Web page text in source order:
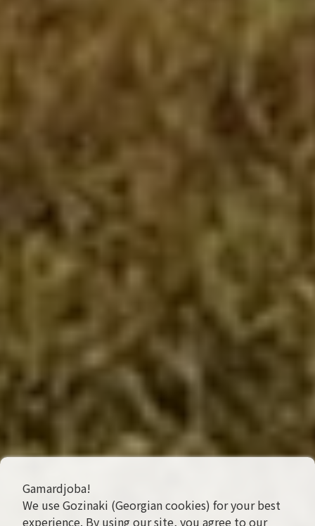
Gamardjoba!
We use Gozinaki (Georgian cookies) for your best
experience. By using our site, you agree to our